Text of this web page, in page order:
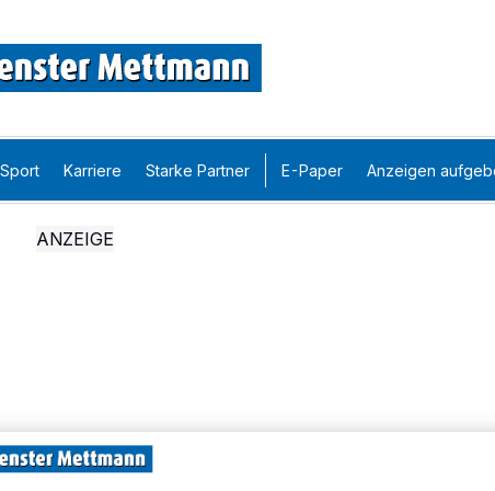
Sport Karriere Starke Partner E-Paper Anzeigen